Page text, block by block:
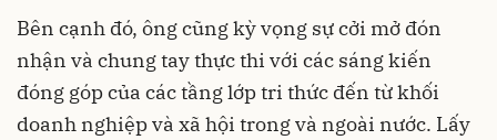
Bên cạnh đó, ông cũng kỳ vọng sự cởi mở đón
nhận và chung tay thực thi với các sáng kiến
đóng góp của các tầng lớp tri thức đến từ khối
doanh nghiệp và xã hội trong và ngoài nước. Lấy